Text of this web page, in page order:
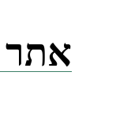
אתר